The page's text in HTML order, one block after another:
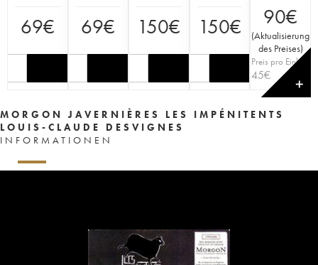
69€ 69€ 150€ 150€ 90€
(Aktualisierung
des Preises)
Preis pro Einheit
45€
✕
MORGON JAVERNIÈRES LES IMPÉNITENTS
LOUIS-CLAUDE DESVIGNES
INFORMATIONEN